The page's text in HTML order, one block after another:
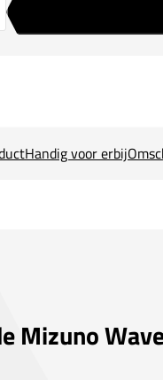
Handig voor erbij
Mizuno